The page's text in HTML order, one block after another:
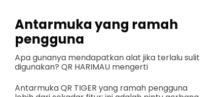
Antarmuka yang ramah
pengguna
Apa gunanya mendapatkan alat jika terlalu sulit
digunakan? QR HARIMAU mengerti
Antarmuka QR TIGER yang ramah pengguna